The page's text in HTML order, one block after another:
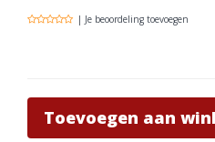
| Je beoordeling toevoegen
Toevoegen aan